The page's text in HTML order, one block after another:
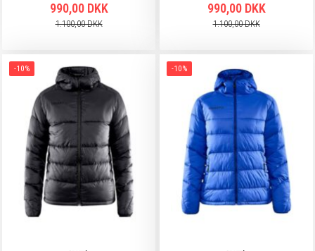
990,00 DKK
1.100,00 DKK
990,00 DKK
1.100,00 DKK
-10% -10%